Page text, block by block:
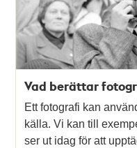
Vad berättar
Ett fotografi kan
källa. Vi kan till
ser ut idag för att